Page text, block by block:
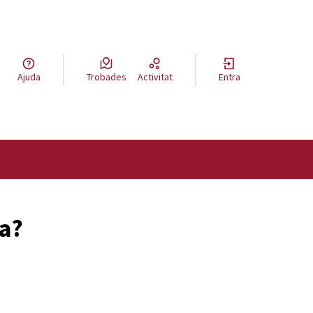
Ajuda Trobades Activitat Entra